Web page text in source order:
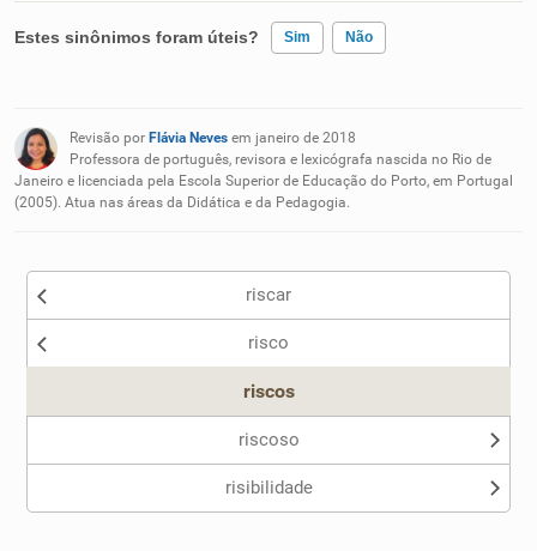
Estes sinônimos foram úteis? Sim Não
Nenhum dos sinônimos apresentados me ajudou
Outro
Revisão por Flávia Neves em janeiro de 2018
Professora de português, revisora e lexicógrafa nascida no Rio de
Janeiro e licenciada pela Escola Superior de Educação do Porto, em Portugal
(2005). Atua nas áreas da Didática e da Pedagogia.
riscar
risco
riscos
riscoso
risibilidade